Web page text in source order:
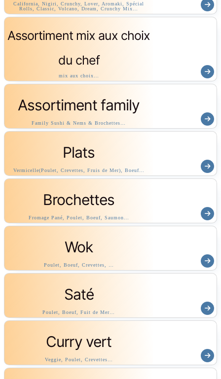
California, Nigiri, Crunchy, Lover, Aromaki, Spécial
Rolls, Classic, Volcano, Dream, Crunchy Mix…
Assortiment mix aux choix
du chef
mix aux choix…
Assortiment family
Family Sushi & Nems & Brochettes…
Plats
Vermicelle(Poulet, Crevettes, Fruis de Mer), Boeuf…
Brochettes
Fromage Pané, Poulet, Boeuf, Saumon…
Wok
Poulet, Boeuf, Crevettes, …
Saté
Poulet, Boeuf, Fuit de Mer…
Curry vert
Veggie, Poulet, Crevettes…